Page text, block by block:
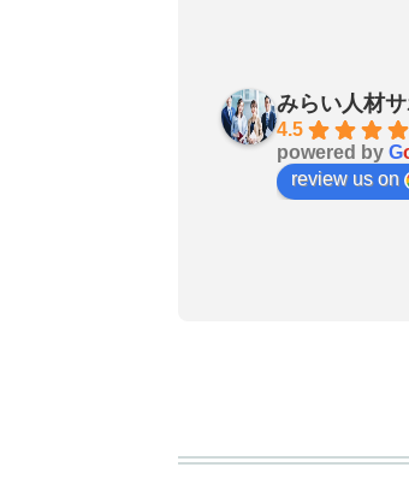
みらい人材
4.5
powered byG
review us on
お陰で無事に
良いエージェン
非おすすめしま